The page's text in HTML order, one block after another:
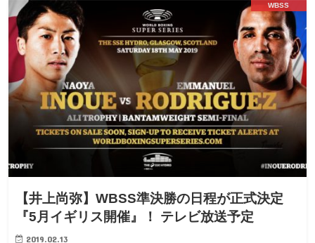
WBSS
【井上尚弥】WBSS準決勝の日程が正式決定
『5月イギリス開催』！ テレビ放送予定
2019.02.13